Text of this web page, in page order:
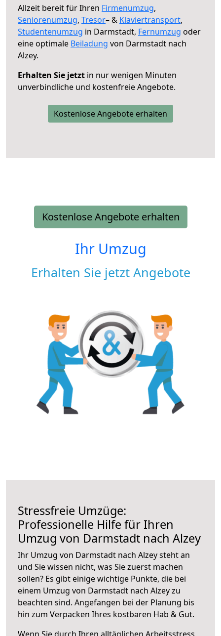
Allzeit bereit für Ihren Firmenumzug,
Seniorenumzug, Tresor– & Klaviertransport,
Studentenumzug in Darmstadt, Fernumzug oder
eine optimale Beiladung von Darmstadt nach
Alzey.
Erhalten Sie jetzt in nur wenigen Minuten
unverbindliche und kostenfreie Angebote.
Kostenlose Angebote erhalten
Kostenlose Angebote erhalten
Ihr Umzug
Erhalten Sie jetzt Angebote
Stressfreie Umzüge:
Professionelle Hilfe für Ihren
Umzug von Darmstadt nach Alzey
Ihr Umzug von Darmstadt nach Alzey steht an
und Sie wissen nicht, was Sie zuerst machen
sollen? Es gibt einige wichtige Punkte, die bei
einem Umzug von Darmstadt nach Alzey zu
beachten sind. Angefangen bei der Planung bis
hin zum Verpacken Ihres kostbaren Hab & Gut.